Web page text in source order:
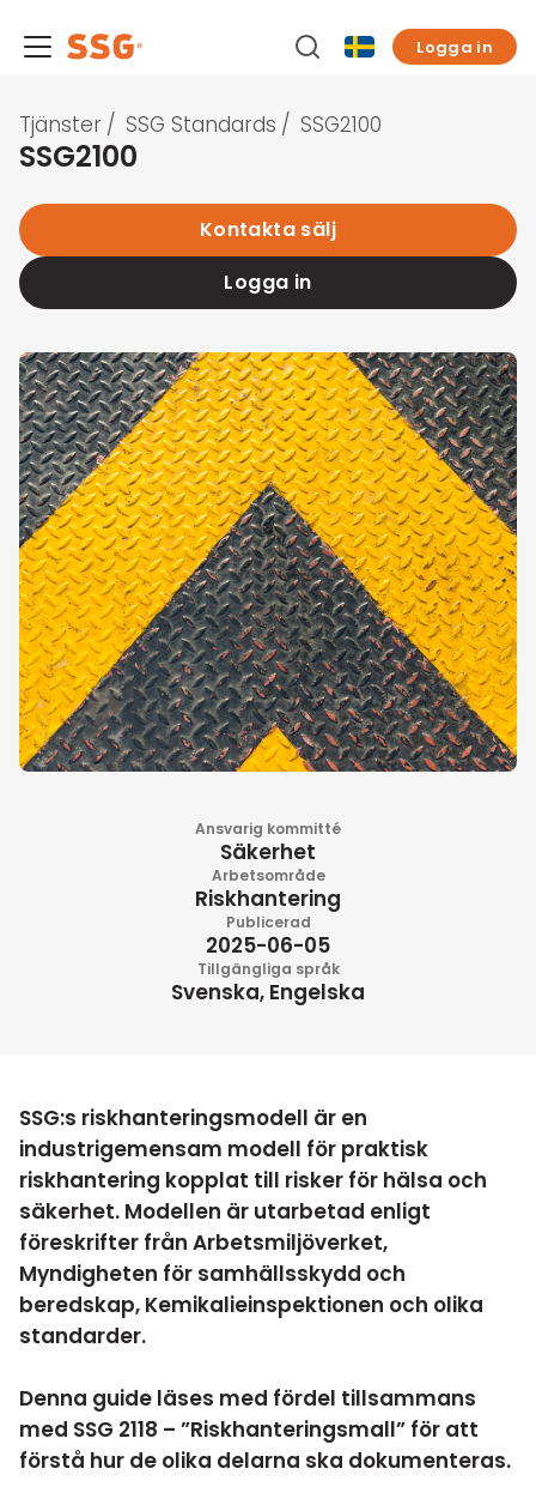
Logga in
Tjänster / SSG Standards / SSG2100
SSG2100
Kontakta sälj
Logga in
Ansvarig kommitté
Säkerhet
Arbetsområde
Riskhantering
Publicerad
2025-06-05
Tillgängliga språk
Svenska, Engelska
SSG:s riskhanteringsmodell är en
industrigemensam modell för praktisk
riskhantering kopplat till risker för hälsa och
säkerhet. Modellen är utarbetad enligt
föreskrifter från Arbetsmiljöverket,
Myndigheten för samhällsskydd och
beredskap, Kemikalieinspektionen och olika
standarder.
Denna guide läses med fördel tillsammans
med SSG 2118 – ”Riskhanteringsmall” för att
förstå hur de olika delarna ska dokumenteras.